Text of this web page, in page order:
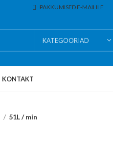
PAKKUMISED E-MAILILE
KATEGOORIAD
KONTAKT
51L / min